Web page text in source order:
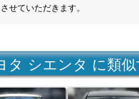
させていただきます。
タ シエンタ に類